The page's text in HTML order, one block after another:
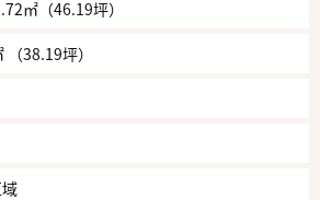
㎡（46.19坪）
38.19坪）